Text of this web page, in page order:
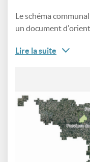
Le schéma
un document
Lire la suite